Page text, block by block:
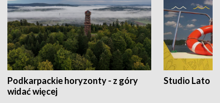
Podkarpackie horyzonty - z góry
widać więcej
Studio Lato